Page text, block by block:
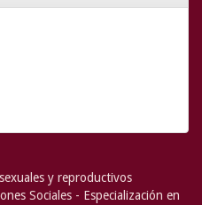
y reproductivos
Sociales - Especialización en